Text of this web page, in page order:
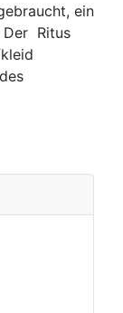
ein
Der Ritus